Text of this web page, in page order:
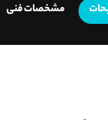
مشخصات فنی